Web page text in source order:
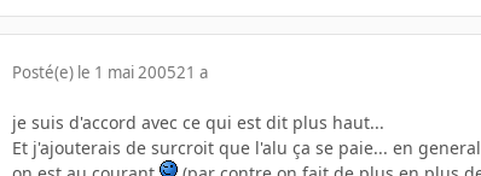
Posté(e) le 1 mai 200521 a
je suis d'accord avec ce qui est dit plus haut...
Et j'ajouterais de surcroit que l'alu ça se paie... en